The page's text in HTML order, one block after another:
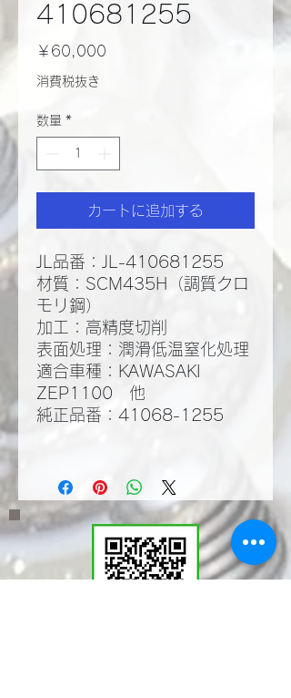
410681255
￥60,000
消費税抜き
数量 *
カートに追加する
JL品番：JL-410681255
材質：SCM435H（調質クロ
モリ鋼）
加工：高精度切削
​表面処理：潤滑低温窒化処理
適合車種：KAWASAKI
ZEP1100 他
純正品番：41068-1255